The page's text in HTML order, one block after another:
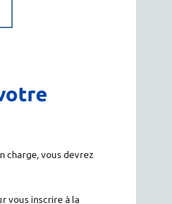
charge, vous devrez
vous inscrire à la